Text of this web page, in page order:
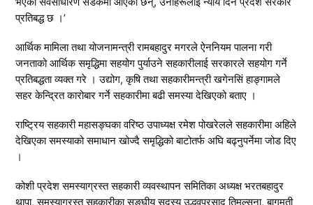
प्रतिबद्ध छ ।’
आर्थिक मामिला तथा योजनामन्त्री रामबहादुर मगरले ऐननियम पालना गरी
जनताको आर्थिक समृद्धिमा सहयोग पुर्याउने सहकारीलाई सरकारले सहयोग गर्ने
प्रतिबद्धता व्यक्त गरे । उद्योग, कृषि तथा सहकारीमन्त्री खगेनसिं हाङ्गामले
सहर केन्द्रित कारोबार गर्ने सहकारीमा बढी समस्या देखिएको बताए ।
राष्ट्रिय सहकारी महासङ्घका वरिष्ठ उपाध्यक्ष रमेश पोखरेलले सहकारीमा अहिले
देखिएका समस्याको समाधान खोज्दै समृद्धिको बाटोतर्फ अघि बढ्नुपर्नेमा जोड दिए
।
कोशी प्रदेश समस्याग्रस्त सहकारी व्यवस्थापन समितिका अध्यक्ष भरतबहादुर
थापा, समस्याग्रस्त सहकारीका सङ्घीय सदस्य उद्धवप्रसाद तिमल्सना, बागमती